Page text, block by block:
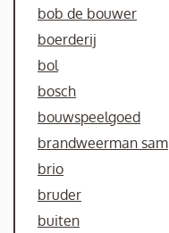
bob de bouwer
boerderij
bol
bosch
bouwspeelgoed
brandweerman sam
brio
bruder
buiten